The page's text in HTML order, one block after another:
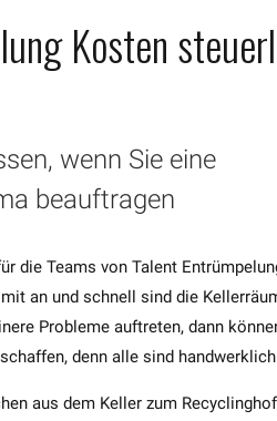
Kosten
wenn Sie eine
beauftragen
die Teams von Talent
an und schnell sind die
Probleme auftreten, dann
denn alle sind
aus dem Keller zum